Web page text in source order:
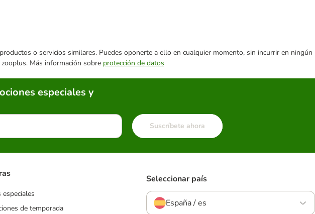
o servicios similares. Puedes oponerte a ello en cualquier momento, sin incurrir en ningún
Más información sobre protección de datos
especiales y
Suscríbete ahora
especiales
de temporada
Seleccionar país
España / es